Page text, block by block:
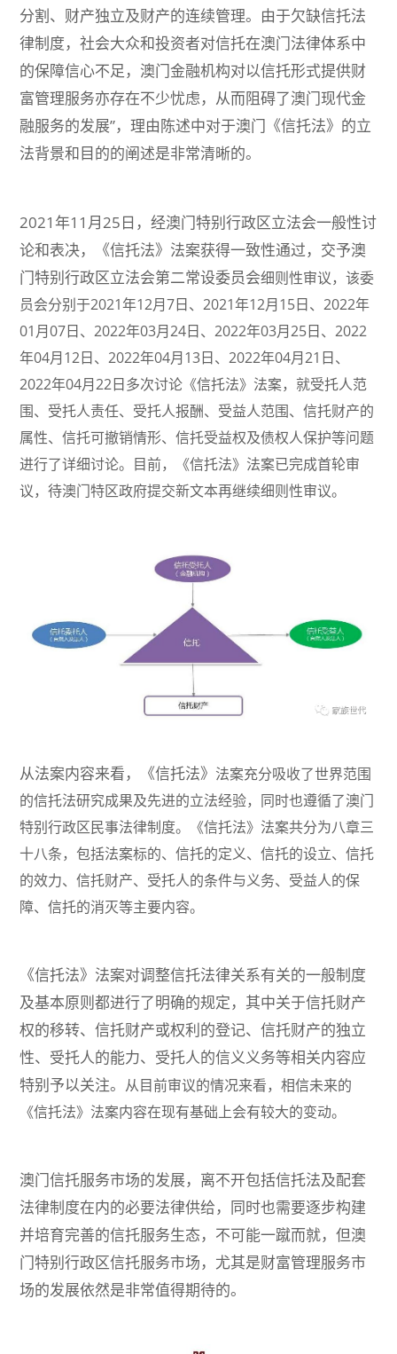
分割、财产独立及财产的连续管理。由于欠缺信托法
律制度，社会大众和投资者对信托在澳门法律体系中
的保障信心不足，澳门金融机构对以信托形式提供财
富管理服务亦存在不少忧虑，从而阻碍了澳门现代金
融服务的发展”，理由陈述中对于澳门《信托法》的立
法背景和目的的阐述是非常清晰的。
2021年11月25日，经澳门特别行政区立法会一般性讨
论和表决，《信托法》法案获得一致性通过，交予澳
门特别行政区立法会第二常设委员会细则性审议，该委
员会分别于2021年12月7日、2021年12月15日、2022年
01月07日、2022年03月24日、2022年03月25日、2022
年04月12日、2022年04月13日、2022年04月21日、
2022年04月22日多次讨论《信托法》法案，就受托人范
围、受托人责任、受托人报酬、受益人范围、信托财产的
属性、信托可撤销情形、信托受益权及债权人保护等问题
进行了详细讨论。目前，《信托法》法案已完成首轮审
议，待澳门特区政府提交新文本再继续细则性审议。
从法案内容来看，《信托法》 法案充分吸收了世界范围
的信托法研究成果及先进的立法经验，同时也遵循了澳门
特别行政区民事法律制度。《信托法》法案共分为八章三
十八条，包括法案标的、信托的定义、信托的设立、信托
的效力、信托财产、受托人的条件与义务、受益人的保
障、信托的消灭等主要内容。
《信托法》法案对调整信托法律关系有关的一般制度
及基本原则都进行了明确的规定，其中关于信托财产
权的移转、信托财产或权利的登记、信托财产的独立
性、受托人的能力、受托人的信义义务等相关内容应
特别予以关注。 从目前审议的情况来看，相信未来的
《信托法》法案内容在现有基础上会有较大的变动。
澳门信托服务市场的发展，离不开包括信托法及配套
法律制度在内的必要法律供给，同时也需要逐步构建
并培育完善的信托服务生态，不可能一蹴而就，但澳
门特别行政区信托服务市场，尤其是财富管理服务市
场的发展依然是非常值得期待的。